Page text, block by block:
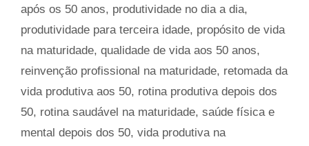
após os 50 anos, produtividade no dia a dia,
produtividade para terceira idade, propósito de vida
na maturidade, qualidade de vida aos 50 anos,
reinvenção profissional na maturidade, retomada da
vida produtiva aos 50, rotina produtiva depois dos
50, rotina saudável na maturidade, saúde física e
mental depois dos 50, vida produtiva na